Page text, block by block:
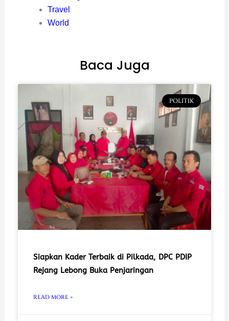
Travel
World
Baca Juga
POLITIK
Siapkan Kader Terbaik di Pilkada, DPC PDIP
Rejang Lebong Buka Penjaringan
READ MORE »